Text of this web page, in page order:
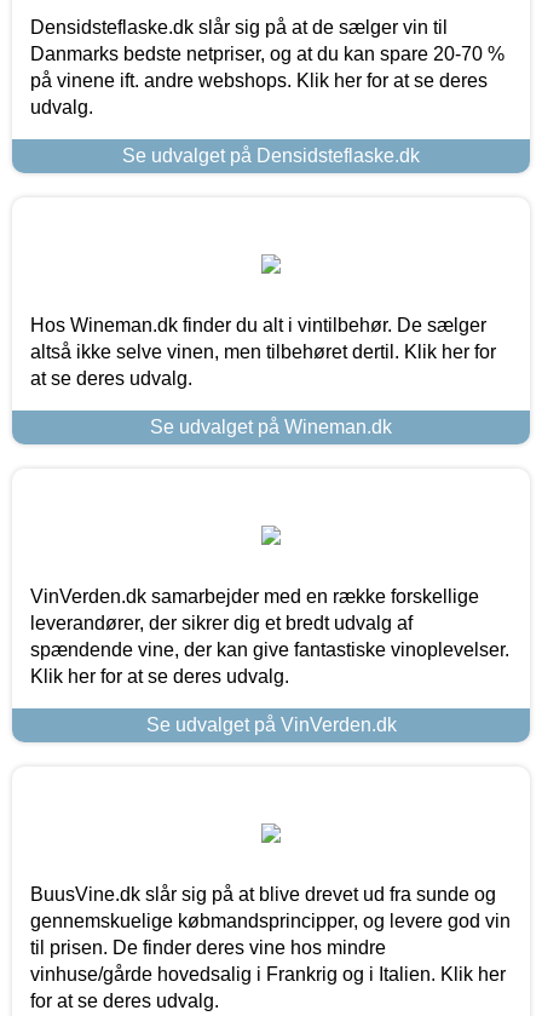
Densidsteflaske.dk slår sig på at de sælger vin til
Danmarks bedste netpriser, og at du kan spare 20-70 %
på vinene ift. andre webshops. Klik her for at se deres
udvalg.
Se udvalget på Densidsteflaske.dk
Hos Wineman.dk finder du alt i vintilbehør. De sælger
altså ikke selve vinen, men tilbehøret dertil. Klik her for
at se deres udvalg.
Se udvalget på Wineman.dk
VinVerden.dk samarbejder med en række forskellige
leverandører, der sikrer dig et bredt udvalg af
spændende vine, der kan give fantastiske vinoplevelser.
Klik her for at se deres udvalg.
Se udvalget på VinVerden.dk
BuusVine.dk slår sig på at blive drevet ud fra sunde og
gennemskuelige købmandsprincipper, og levere god vin
til prisen. De finder deres vine hos mindre
vinhuse/gårde hovedsalig i Frankrig og i Italien. Klik her
for at se deres udvalg.